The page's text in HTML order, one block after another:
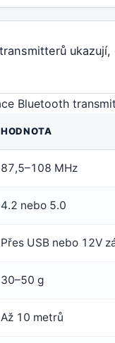
Bluetooth
HODNOTA
87,5–108 MHz
4.2 nebo 5.0
Přes USB nebo 12V
30–50 g
Až 10 metrů